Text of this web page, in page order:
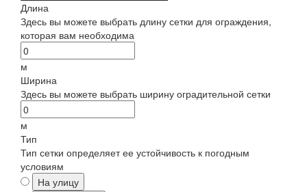
Длина
Здесь вы можете выбрать длину сетки для ограждения,
которая вам необходима
м
Ширина
Здесь вы можете выбрать ширину оградительной сетки
м
Тип
Тип сетки определяет ее устойчивость к погодным
условиям
На улицу